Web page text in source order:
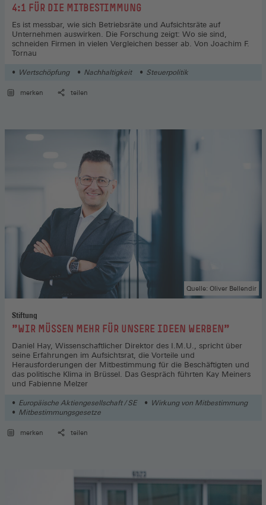
:4:1 FÜR DIE MITBESTIMMUNG
Es ist messbar, wie sich Betriebsräte und Aufsichtsräte auf
Unternehmen auswirken. Die Forschung zeigt: Wo sie sind,
schneiden Firmen in vielen Vergleichen besser ab. Von Joachim F.
Tornau
Wertschöpfung Nachhaltigkeit Steuerpolitik
merken teilen
Stiftung
:"WIR MÜSSEN MEHR FÜR UNSERE IDEEN WERBEN"
Quelle: Oliver Bellendir
Daniel Hay, Wissenschaftlicher Direktor des I.M.U., spricht über
seine Erfahrungen im Aufsichtsrat, die Vorteile und
Herausforderungen der Mitbestimmung für die Beschäftigten und
das politische Klima in Brüssel. Das Gespräch führten Kay Meiners
und Fabienne Melzer
Europäische Aktiengesellschaft / SE
Wirkung von Mitbestimmung
Mitbestimmungsgesetze
merken teilen